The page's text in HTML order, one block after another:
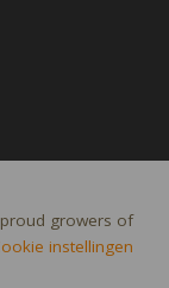
growers of
instellingen